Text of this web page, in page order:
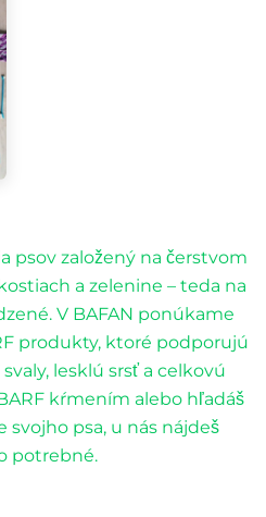
psov založený na čerstvom
a zelenine – teda na
V BAFAN ponúkame
produkty, ktoré podporujú
lesklú srsť a celkovú
kŕmením alebo hľadáš
svojho psa, u nás nájdeš
potrebné.